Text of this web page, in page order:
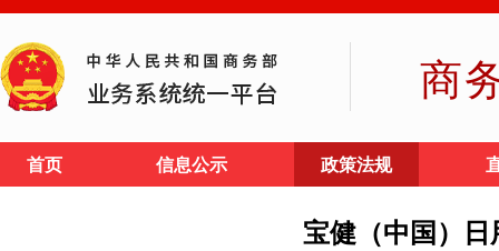
商
首页 信息公示 政策法规
宝健（中国）